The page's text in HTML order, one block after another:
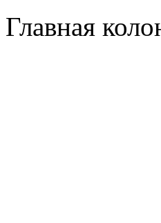
Главная